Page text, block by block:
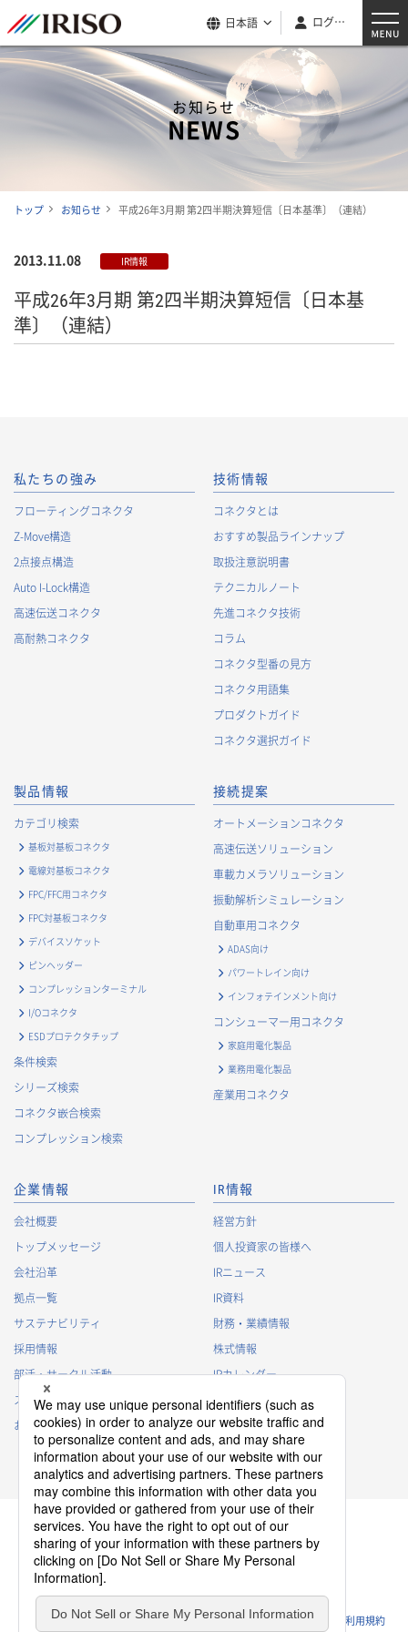
日本語 ログイン
お知らせ
NEWS
トップ お知らせ 平成26年3月期 第2四半期決算短信〔日本基準〕（連結）
2013.11.08 IR情報
平成26年3月期 第2四半期決算短信〔日本基
準〕（連結）
私たちの強み
フローティングコネクタ
Z-Move構造
2点接点構造
Auto I-Lock構造
高速伝送コネクタ
高耐熱コネクタ
技術情報
コネクタとは
おすすめ製品ラインナップ
取扱注意説明書
テクニカルノート
先進コネクタ技術
コラム
コネクタ型番の見方
コネクタ用語集
プロダクトガイド
コネクタ選択ガイド
製品情報
カテゴリ検索
基板対基板コネクタ
電線対基板コネクタ
FPC/FFC用コネクタ
FPC対基板コネクタ
デバイスソケット
ピンヘッダー
コンプレッションターミナル
I/Oコネクタ
ESDプロテクタチップ
条件検索
シリーズ検索
コネクタ嵌合検索
コンプレッション検索
接続提案
オートメーションコネクタ
高速伝送ソリューション
車載カメラソリューション
振動解析シミュレーション
自動車用コネクタ
ADAS向け
パワートレイン向け
インフォテインメント向け
コンシューマー用コネクタ
家庭用電化製品
業務用電化製品
産業用コネクタ
企業情報
会社概要
トップメッセージ
会社沿革
拠点一覧
サステナビリティ
採用情報
部活・サークル活動
スポンサー活動
お問い合わせ
IR情報
経営方針
個人投資家の皆様へ
IRニュース
IR資料
財務・業績情報
株式情報
IRカレンダー
IRに関するよくあるご質問
IRポリシー
免責事項
プライバシーポリシー
クッキーポリシー
ソーシャルメディアポリシー
ウェブサイトのご利用条件 利用規約